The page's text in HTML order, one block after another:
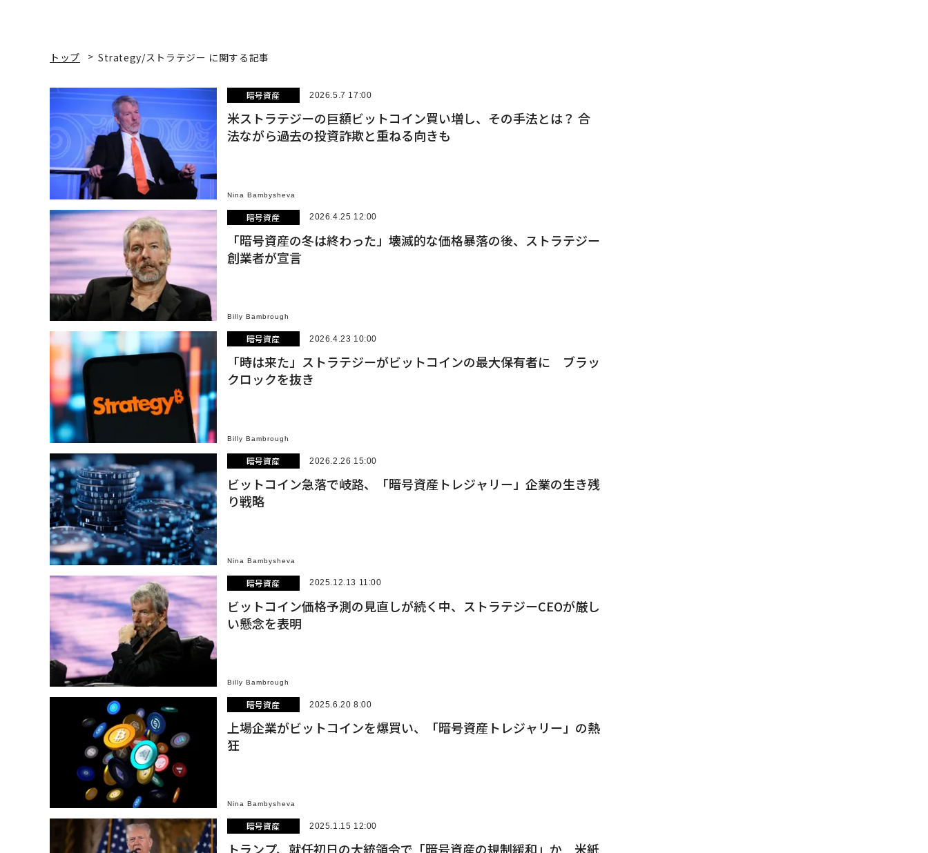
トップ Strategy/ストラテジー に関する記事
暗号資産 2026.5.7 17:00
米ストラテジーの巨額ビットコイン買い増し、その手法とは？ 合
法ながら過去の投資詐欺と重ねる向きも
Nina Bambysheva
暗号資産 2026.4.25 12:00
「暗号資産の冬は終わった」壊滅的な価格暴落の後、ストラテジー
創業者が宣言
Billy Bambrough
暗号資産 2026.4.23 10:00
「時は来た」ストラテジーがビットコインの最大保有者に ブラッ
クロックを抜き
Billy Bambrough
暗号資産 2026.2.26 15:00
ビットコイン急落で岐路、「暗号資産トレジャリー」企業の生き残
り戦略
Nina Bambysheva
暗号資産 2025.12.13 11:00
ビットコイン価格予測の見直しが続く中、ストラテジーCEOが厳し
い懸念を表明
Billy Bambrough
暗号資産 2025.6.20 8:00
上場企業がビットコインを爆買い、「暗号資産トレジャリー」の熱
狂
Nina Bambysheva
暗号資産 2025.1.15 12:00
トランプ、就任初日の大統領令で「暗号資産の規制緩和」か 米紙